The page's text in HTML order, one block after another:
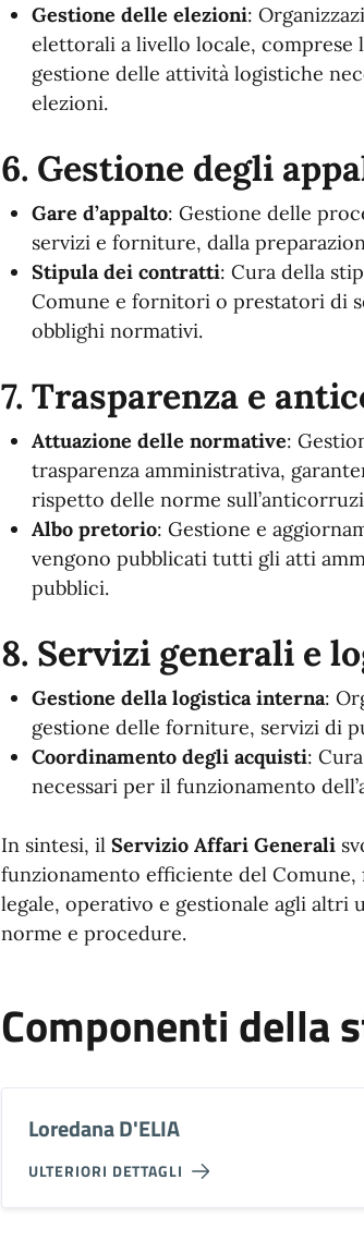
Gestione delle elezioni:
elettorali a livello locale, comprese
gestione delle attività logistiche
elezioni.
6. Gestione degli
Gare d’appalto: Gestione delle
servizi e forniture, dalla
Stipula dei contratti: Cura della
Comune e fornitori o prestatori di
obblighi normativi.
7. Trasparenza e
Attuazione delle normative:
trasparenza amministrativa,
rispetto delle norme
Albo pretorio: Gestione e
vengono pubblicati tutti gli atti
pubblici.
8. Servizi generali e
Gestione della logistica interna:
gestione delle forniture, servizi di
Coordinamento degli acquisti:
necessari per il funzionamento
In sintesi, il Servizio Affari Generali
funzionamento efficiente del
legale, operativo e gestionale agli altri
norme e procedure.
Componenti della
Loredana D'ELIA
ULTERIORI DETTAGLI